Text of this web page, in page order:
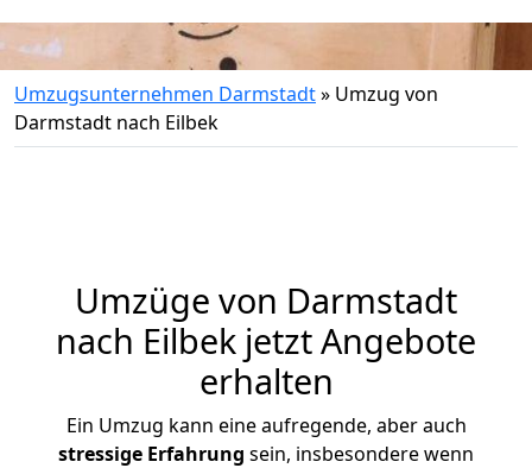
Umzugsunternehmen Darmstadt» Umzug von
Darmstadt nach Eilbek
Umzüge von Darmstadt
nach Eilbek jetzt Angebote
erhalten
Ein Umzug kann eine aufregende, aber auch
stressige Erfahrung sein, insbesondere wenn